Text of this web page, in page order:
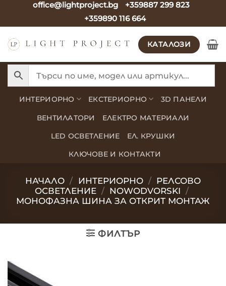
office@lightproject.bg
+359887 299 823
+359890 116 664
КАТАЛОЗИ
ИНТЕРИОРНО ЕКСТЕРИОРНО 3D ПАНЕЛИ
ВЕНТИЛАТОРИ ЕЛЕКТРО МАТЕРИАЛИ
LED ОСВЕТЛЕНИЕ ЕЛ. КРУШКИ
КЛЮЧОВЕ И КОНТАКТИ
НАЧАЛО / ИНТЕРИОРНО / РЕЛСОВО
ОСВЕТЛЕНИЕ / NOWODVORSKI /
МОНОФАЗНА ШИНА ЗА ОТКРИТ МОНТАЖ
ФИЛТЪР